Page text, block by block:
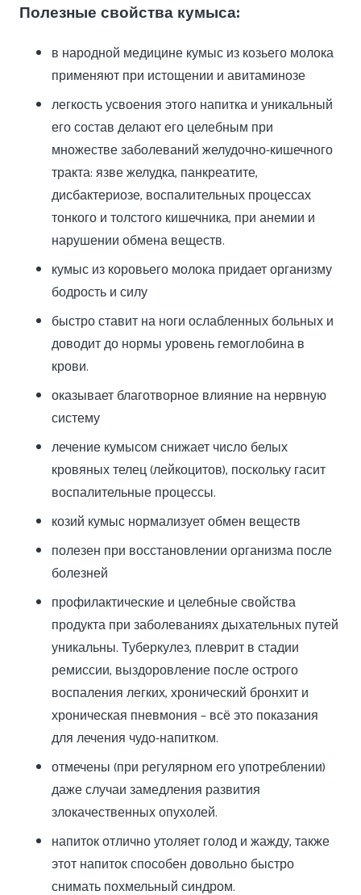
Полезные свойства кумыса:
в народной медицине кумыс из козьего молока
применяют при истощении и авитаминозе
легкость усвоения этого напитка и уникальный
его состав делают его целебным при
множестве заболеваний желудочно-кишечного
тракта: язве желудка, панкреатите,
дисбактериозе, воспалительных процессах
тонкого и толстого кишечника, при анемии и
нарушении обмена веществ.
кумыс из коровьего молока придает организму
бодрость и силу
быстро ставит на ноги ослабленных больных и
доводит до нормы уровень гемоглобина в
крови.
оказывает благотворное влияние на нервную
систему
лечение кумысом снижает число белых
кровяных телец (лейкоцитов), поскольку гасит
воспалительные процессы.
козий кумыс нормализует обмен веществ
полезен при восстановлении организма после
болезней
профилактические и целебные свойства
продукта при заболеваниях дыхательных путей
уникальны. Туберкулез, плеврит в стадии
ремиссии, выздоровление после острого
воспаления легких, хронический бронхит и
хроническая пневмония – всё это показания
для лечения чудо-напитком.
отмечены (при регулярном его употреблении)
даже случаи замедления развития
злокачественных опухолей.
напиток отлично утоляет голод и жажду, также
этот напиток способен довольно быстро
снимать похмельный синдром.